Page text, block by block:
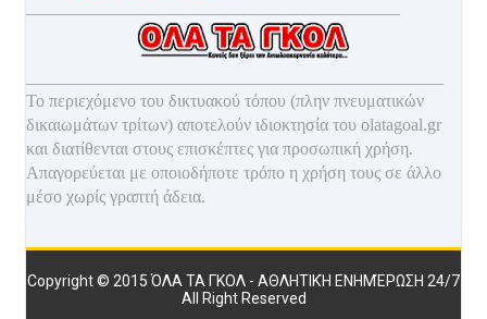
Το περιεχόμενο του δικτυακού τόπου (πλην πνευματικών
δικαιωμάτων τρίτων) αποτελούν ιδιοκτησία του olatagoal.gr
και διατίθενται στους επισκέπτες για προσωπική χρήση.
Απαγορεύεται με οποιοδήποτε τρόπο η χρήση τους σε άλλο
μέσο χωρίς γραπτή άδεια.
Copyright © 2015 ΌΛΑ ΤΑ ΓΚΟΛ - ΑΘΛΗΤΙΚΉ ΕΝΗΜΈΡΩΣΗ 24/7
All Right Reserved